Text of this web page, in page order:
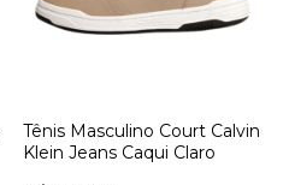
Tênis Masculino Court Calvin
Klein Jeans Caqui Claro